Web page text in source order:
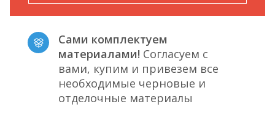
Сами комплектуем
материалами! Согласуем с
вами, купим и привезем все
необходимые черновые и
отделочные материалы